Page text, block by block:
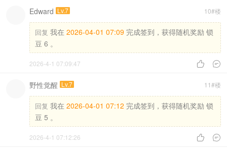
10#楼
Edward Lv.7
回复 我在 2026-04-01 07:09 完成签到，获得随机奖励 锁
豆 6 。
 
2026-4-1 07:09:47
11#楼
野性觉醒 Lv.7
回复 我在 2026-04-01 07:12 完成签到，获得随机奖励 锁
豆 5 。
 
2026-4-1 07:12:26